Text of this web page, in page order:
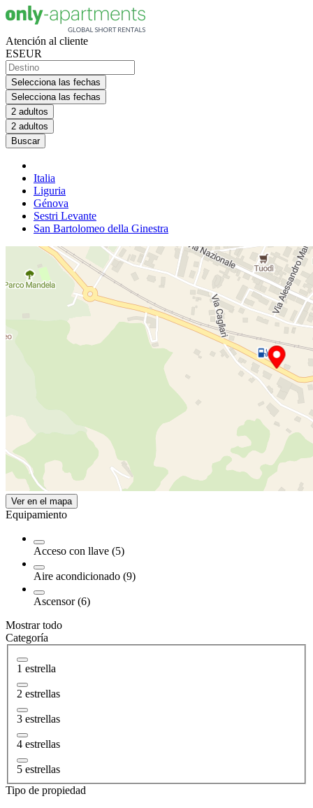
Atención al cliente
ESEUR
Selecciona las fechas
Selecciona las fechas
2 adultos
2 adultos
Buscar
Italia
Liguria
Génova
Sestri Levante
San Bartolomeo della Ginestra
Ver en el mapa
Equipamiento
Acceso con llave (5)
Aire acondicionado (9)
Ascensor (6)
Mostrar todo
Categoría
1 estrella
2 estrellas
3 estrellas
4 estrellas
5 estrellas
Tipo de propiedad